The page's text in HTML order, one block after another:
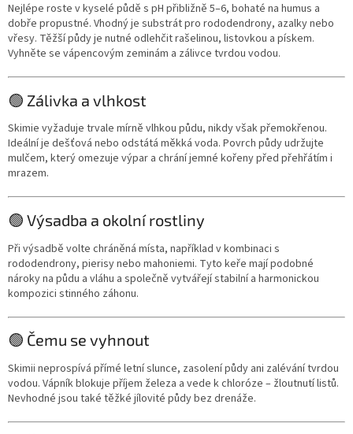
Nejlépe roste v kyselé půdě s pH přibližně 5–6, bohaté na humus a
dobře propustné. Vhodný je substrát pro rododendrony, azalky nebo
vřesy. Těžší půdy je nutné odlehčit rašelinou, listovkou a pískem.
Vyhněte se vápencovým zeminám a zálivce tvrdou vodou.
🟢 Zálivka a vlhkost
Skimie vyžaduje trvale mírně vlhkou půdu, nikdy však přemokřenou.
Ideální je dešťová nebo odstátá měkká voda. Povrch půdy udržujte
mulčem, který omezuje výpar a chrání jemné kořeny před přehřátím i
mrazem.
🟢 Výsadba a okolní rostliny
Při výsadbě volte chráněná místa, například v kombinaci s
rododendrony, pierisy nebo mahoniemi. Tyto keře mají podobné
nároky na půdu a vláhu a společně vytvářejí stabilní a harmonickou
kompozici stinného záhonu.
🟢 Čemu se vyhnout
Skimii neprospívá přímé letní slunce, zasolení půdy ani zalévání tvrdou
vodou. Vápník blokuje příjem železa a vede k chloróze – žloutnutí listů.
Nevhodné jsou také těžké jílovité půdy bez drenáže.